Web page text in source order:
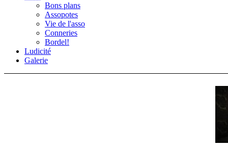
Bons plans
Assopotes
Vie de l'asso
Conneries
Bordel!
Ludicité
Galerie